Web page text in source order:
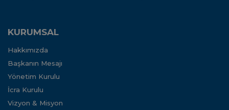
KURUMSAL
Hakkımızda
Başkanın Mesajı
Yönetim Kurulu
İcra Kurulu
Vizyon & Misyon